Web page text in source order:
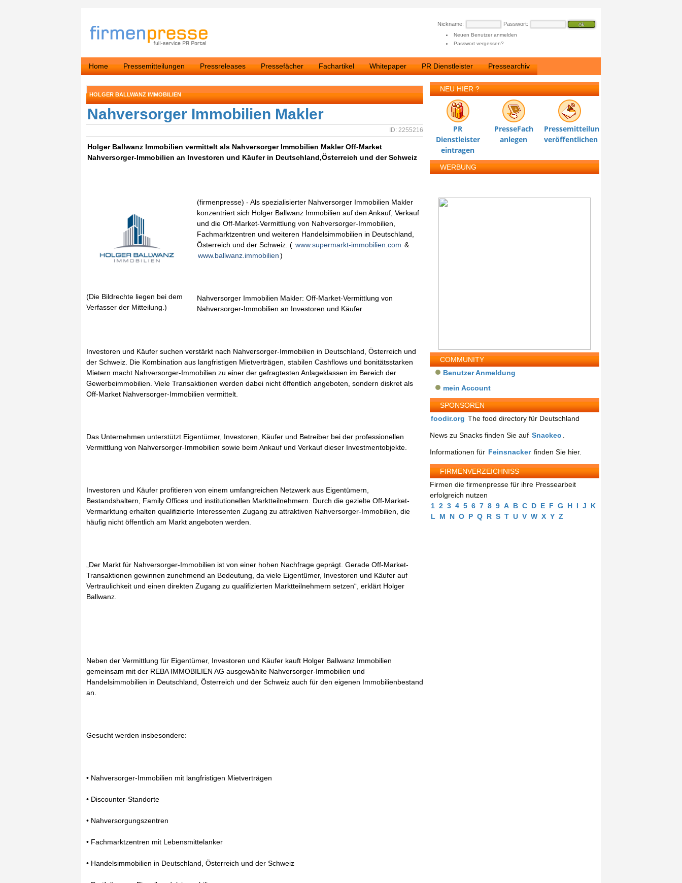
Nickname: Passwort:
Neuen Benutzer anmelden
Passwort vergessen?
Home Pressemitteilungen Pressreleases Pressefächer Fachartikel Whitepaper PR Dienstleister Pressearchiv
HOLGER BALLWANZ IMMOBILIEN
Nahversorger Immobilien Makler
ID: 2255216
Holger Ballwanz Immobilien vermittelt als Nahversorger Immobilien Makler Off-Market
Nahversorger-Immobilien an Investoren und Käufer in Deutschland,Österreich und der Schweiz
(Die Bildrechte liegen bei dem
Verfasser der Mitteilung.)
(firmenpresse) - Als spezialisierter Nahversorger Immobilien Makler
konzentriert sich Holger Ballwanz Immobilien auf den Ankauf, Verkauf
und die Off-Market-Vermittlung von Nahversorger-Immobilien,
Fachmarktzentren und weiteren Handelsimmobilien in Deutschland,
Österreich und der Schweiz. ( www.supermarkt-immobilien.com &
www.ballwanz.immobilien)
Nahversorger Immobilien Makler: Off-Market-Vermittlung von
Nahversorger-Immobilien an Investoren und Käufer
Investoren und Käufer suchen verstärkt nach Nahversorger-Immobilien in Deutschland, Österreich und
der Schweiz. Die Kombination aus langfristigen Mietverträgen, stabilen Cashflows und bonitätsstarken
Mietern macht Nahversorger-Immobilien zu einer der gefragtesten Anlageklassen im Bereich der
Gewerbeimmobilien. Viele Transaktionen werden dabei nicht öffentlich angeboten, sondern diskret als
Off-Market Nahversorger-Immobilien vermittelt.
Das Unternehmen unterstützt Eigentümer, Investoren, Käufer und Betreiber bei der professionellen
Vermittlung von Nahversorger-Immobilien sowie beim Ankauf und Verkauf dieser Investmentobjekte.
Investoren und Käufer profitieren von einem umfangreichen Netzwerk aus Eigentümern,
Bestandshaltern, Family Offices und institutionellen Marktteilnehmern. Durch die gezielte Off-Market-
Vermarktung erhalten qualifizierte Interessenten Zugang zu attraktiven Nahversorger-Immobilien, die
häufig nicht öffentlich am Markt angeboten werden.
„Der Markt für Nahversorger-Immobilien ist von einer hohen Nachfrage geprägt. Gerade Off-Market-
Transaktionen gewinnen zunehmend an Bedeutung, da viele Eigentümer, Investoren und Käufer auf
Vertraulichkeit und einen direkten Zugang zu qualifizierten Marktteilnehmern setzen“, erklärt Holger
Ballwanz.
Neben der Vermittlung für Eigentümer, Investoren und Käufer kauft Holger Ballwanz Immobilien
gemeinsam mit der REBA IMMOBILIEN AG ausgewählte Nahversorger-Immobilien und
Handelsimmobilien in Deutschland, Österreich und der Schweiz auch für den eigenen Immobilienbestand
an.
Gesucht werden insbesondere:
• Nahversorger-Immobilien mit langfristigen Mietverträgen
• Discounter-Standorte
• Nahversorgungszentren
• Fachmarktzentren mit Lebensmittelanker
• Handelsimmobilien in Deutschland, Österreich und der Schweiz
NEU HIER ?
PR
Dienstleister
eintragen
PresseFach
anlegen
Pressemitteilung
veröffentlichen
WERBUNG
COMMUNITY
Benutzer Anmeldung
mein Account
SPONSOREN
foodir.org The food directory für Deutschland
News zu Snacks finden Sie auf Snackeo
Informationen für Feinsnacker finden Sie hier.
FIRMENVERZEICHNISS
Firmen die firmenpresse für ihre Pressearbeit
erfolgreich nutzen
1 2 3 4 5 6 7 8 9 A B C D E F G H I J
K
L
M N O P Q R S T U V W X Y Z